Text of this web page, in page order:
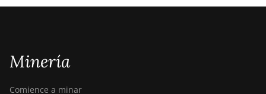
Minería
Comience a minar